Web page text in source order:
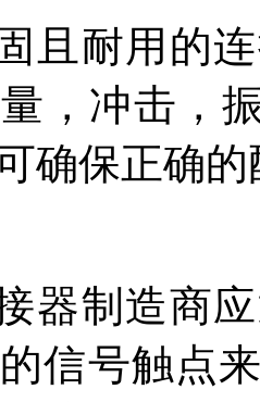
且耐用的
，冲击，
确保正确
器制造商
信号触点